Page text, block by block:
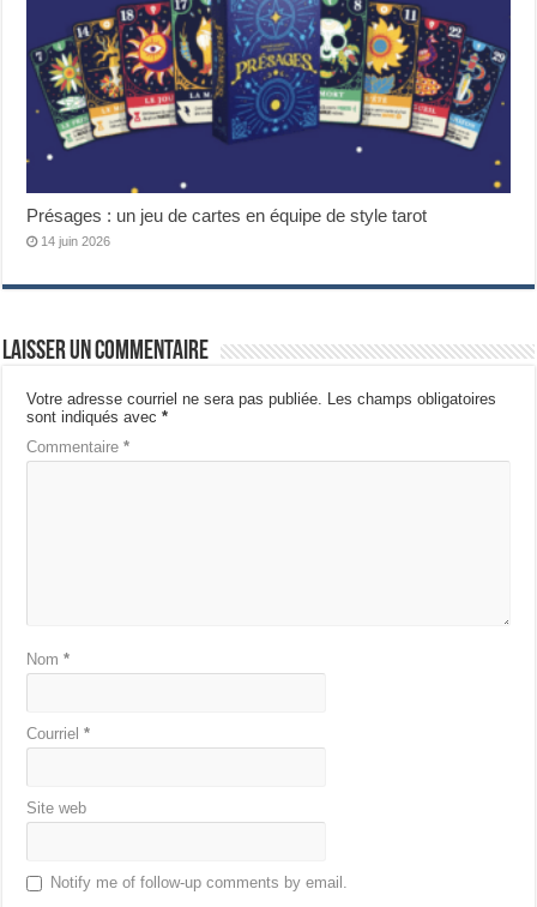
Présages : un jeu de cartes en équipe de style tarot
14 juin 2026
Laisser un commentaire
Votre adresse courriel ne sera pas publiée. Les champs obligatoires
sont indiqués avec*
Commentaire*
Nom*
Courriel*
Site web
Notify me of follow-up comments by email.